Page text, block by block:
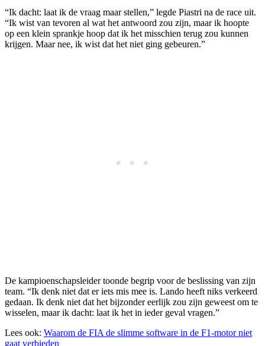
“Ik dacht: laat ik de vraag maar stellen,” legde Piastri na de race uit.
“Ik wist van tevoren al wat het antwoord zou zijn, maar ik hoopte
op een klein sprankje hoop dat ik het misschien terug zou kunnen
krijgen. Maar nee, ik wist dat het niet ging gebeuren.”
De kampioenschapsleider toonde begrip voor de beslissing van zijn
team. “Ik denk niet dat er iets mis mee is. Lando heeft niks verkeerd
gedaan. Ik denk niet dat het bijzonder eerlijk zou zijn geweest om te
wisselen, maar ik dacht: laat ik het in ieder geval vragen.”
Lees ook: Waarom de FIA de slimme software in de F1-motor niet
gaat verbieden